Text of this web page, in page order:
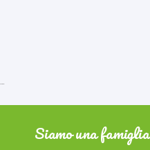
Siamo una famiglia